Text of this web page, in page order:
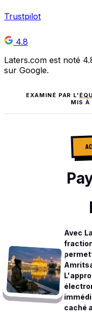
Trustpilot
4.8
Laters.com est noté
sur Google.
EXAMINÉ PAR L'
MIS À
Avec
caché